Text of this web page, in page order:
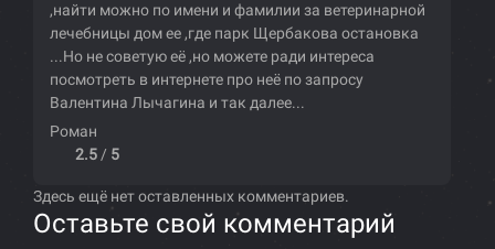
,найти можно по имени и фамилии за ветеринарной
лечебницы дом ее ,где парк Щербакова остановка
...Но не советую её ,но можете ради интереса
посмотреть в интернете про неё по запросу
Валентина Лычагина и так далее...
Роман
2.5 / 5
Здесь ещё нет оставленных комментариев.
Оставьте свой комментарий